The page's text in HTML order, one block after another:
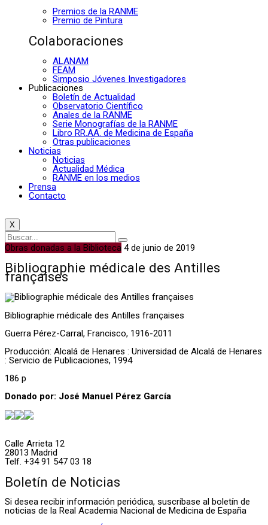
Premios de la RANME
Premio de Pintura
Colaboraciones
ALANAM
FEAM
Simposio Jóvenes Investigadores
Publicaciones
Boletín de Actualidad
Observatorio Científico
Anales de la RANME
Serie Monografías de la RANME
Libro RR.AA. de Medicina de España
Otras publicaciones
Noticias
Noticias
Actualidad Médica
RANME en los medios
Prensa
Contacto
X
Obras donadas a la Biblioteca 4 de junio de 2019
Bibliographie médicale des Antilles
françaises
Bibliographie médicale des Antilles françaises
Guerra Pérez-Carral, Francisco, 1916-2011
Producción: Alcalá de Henares : Universidad de Alcalá de Henares
: Servicio de Publicaciones, 1994
186 p
Donado por: José Manuel Pérez García
Calle Arrieta 12
28013 Madrid
Telf. +34 91 547 03 18
Boletín de Noticias
Si desea recibir información periódica, suscríbase al boletín de
noticias de la Real Academia Nacional de Medicina de España